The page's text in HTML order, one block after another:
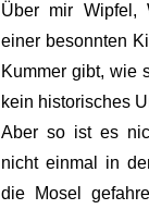
Über mir Wipfel,
einer besonnten
Kummer gibt, wie
kein historisches
Aber so ist es
nicht einmal in
die Mosel